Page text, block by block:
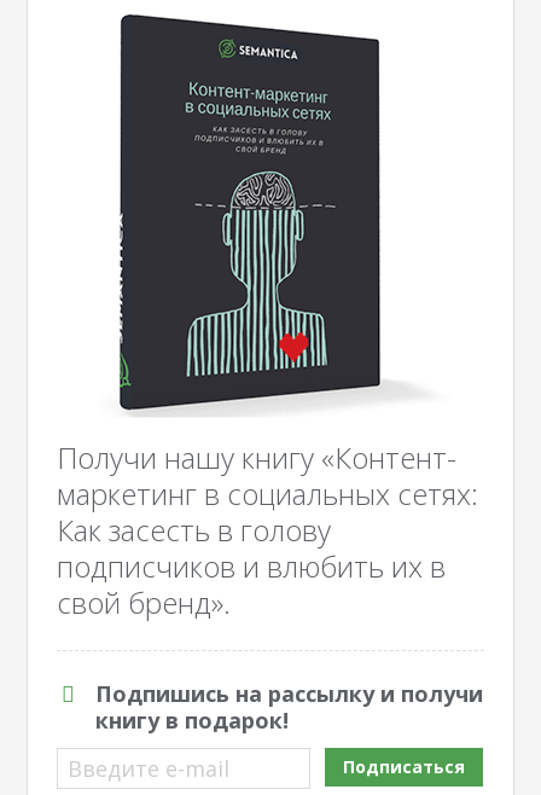
Получи нашу книгу «Контент-
маркетинг в социальных сетях:
Как засесть в голову
подписчиков и влюбить их в
свой бренд».
Подпишись на рассылку и получи
книгу в подарок!
Введите e-mail
Подписаться